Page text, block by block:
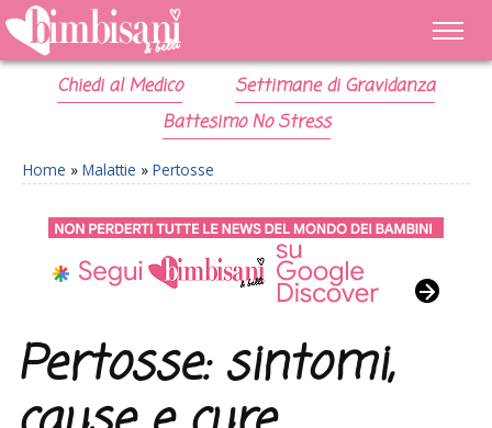
Chiedi al Medico
Settimane di Gravidanza
Battesimo No Stress
Home » Malattie » Pertosse
Pertosse: sintomi,